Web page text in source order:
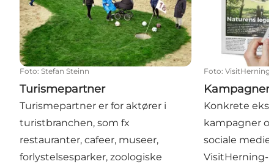
Foto: Stefan Steinn
Turismepartner
Turismepartner er for aktører i
turistbranchen, som fx
restauranter, cafeer, museer,
forlystelsesparker, zoologiske
Foto: VisitHerning
Kampagner
Konkrete
kampagner
sociale
VisitHerning-